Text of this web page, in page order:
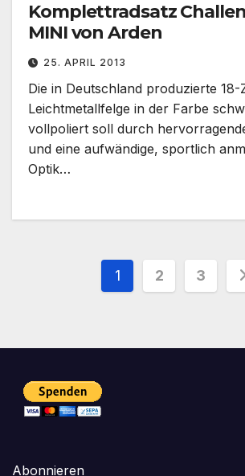
Komplettradsatz
MINI von Arden
25. APRIL 2013
Die in Deutschland produzierte 18-
Leichtmetallfelge in der Farbe
vollpoliert soll durch
und eine aufwändige, sportlich
Optik…
Beiträge
1 2 3
Abonnieren